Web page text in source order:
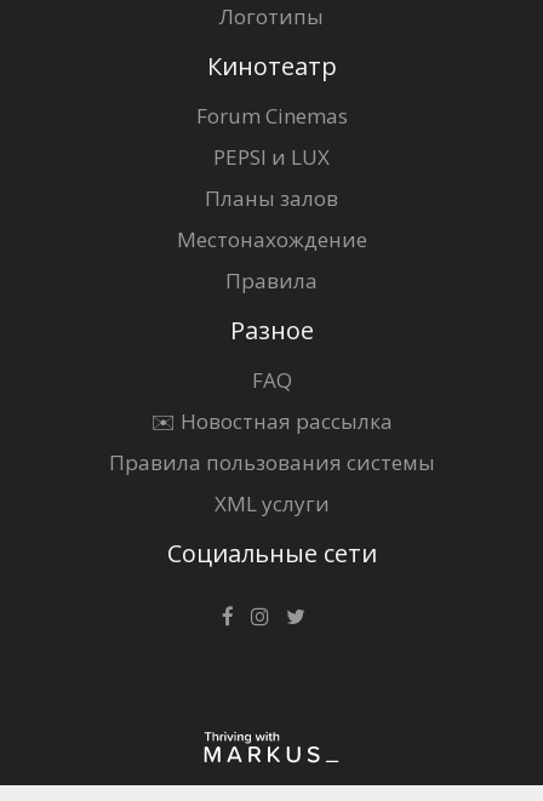
Логотипы
Кинотеатр
Forum Cinemas
PEPSI и LUX
Планы залов
Местонахождение
Правила
Разное
FAQ
✉️ Новостная рассылка
Правила пользования системы
XML услуги
Социальные сети